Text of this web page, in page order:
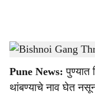
a
Bishnoi Gang Threat Call
Pune News:
थांबण्याचे नाव घेत